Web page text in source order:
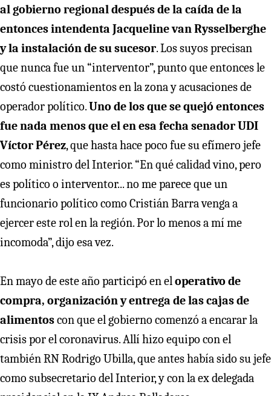
al gobierno regional después de la caída de la
entonces intendenta Jacqueline van Rysselberghe
y la instalación de su sucesor. Los suyos precisan
que nunca fue un “interventor”, punto que entonces le
costó cuestionamientos en la zona y acusaciones de
operador político.Uno de los que se quejó entonces
fue nada menos que el en esa fecha senador UDI
Víctor Pérez, que hasta hace poco fue su efímero jefe
como ministro del Interior. “En qué calidad vino, pero
es político o interventor... no me parece que un
funcionario político como Cristián Barra venga a
ejercer este rol en la región. Por lo menos a mí me
incomoda”, dijo esa vez.
En mayo de este año participó en eloperativo de
compra, organización y entrega de las cajas de
alimentoscon que el gobierno comenzó a encarar la
crisis por el coronavirus. Allí hizo equipo con el
también RN Rodrigo Ubilla, que antes había sido su jefe
como subsecretario del Interior, y con la ex delegada